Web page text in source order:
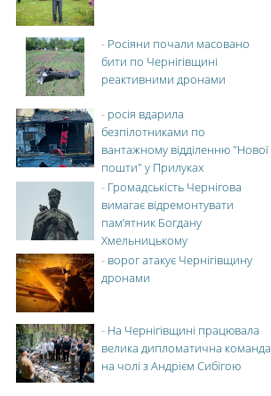
- Росіяни почали масовано
бити по Чернігівщині
реактивними дронами
- росія вдарила
безпілотниками по
вантажному відділенню "Нової
пошти" у Прилуках
- Громадськість Чернігова
вимагає відремонтувати
пам’ятник Богдану
Хмельницькому
- ворог атакує Чернігівщину
дронами
- На Чернігівщині працювала
велика дипломатична команда
на чолі з Андрієм Сибігою